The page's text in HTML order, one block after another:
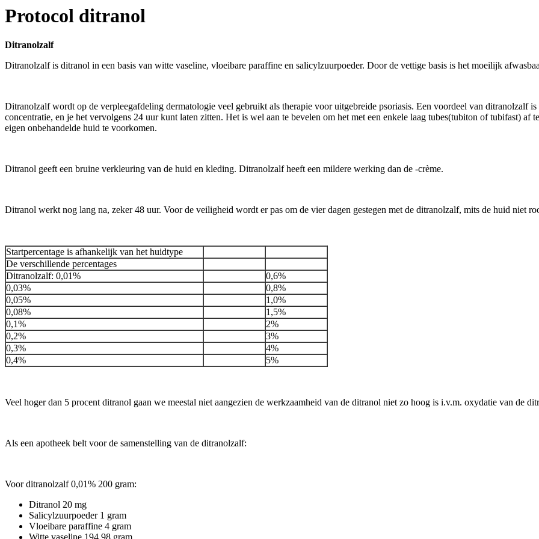
Protocol ditranol
Ditranolzalf
Ditranolzalf is ditranol in een basis van witte vaseline, vloeibare paraffine en salicylzuurpoeder. Door de vettige basis is het moeilijk
Ditranolzalf wordt op de verpleegafdeling dermatologie veel gebruikt als therapie voor uitgebreide psoriasis. Een voordeel van ditranolzalf
concentratie, en je het vervolgens 24 uur kunt laten zitten. Het is wel aan te bevelen om het met een enkele laag tubes(tubiton of tubifast) af
eigen onbehandelde huid te voorkomen.
Ditranol geeft een bruine verkleuring van de huid en kleding. Ditranolzalf heeft een mildere werking dan de -crème.
Ditranol werkt nog lang na, zeker 48 uur. Voor de veiligheid wordt er pas om de vier dagen gestegen met de ditranolzalf, mits de huid niet
Startpercentage is afhankelijk van het huidtype
De verschillende percentages
Ditranolzalf: 0,01%
0,6%
0,03%
0,8%
0,05%
1,0%
0,08%
1,5%
0,1%
2%
0,2%
3%
0,3%
4%
0,4%
5%
Veel hoger dan 5 procent ditranol gaan we meestal niet aangezien de werkzaamheid van de ditranol niet zo hoog is i.v.m. oxydatie van de
Als een apotheek belt voor de samenstelling van de ditranolzalf:
Voor ditranolzalf 0,01% 200 gram:
Ditranol 20 mg
Salicylzuurpoeder 1 gram
Vloeibare paraffine 4 gram